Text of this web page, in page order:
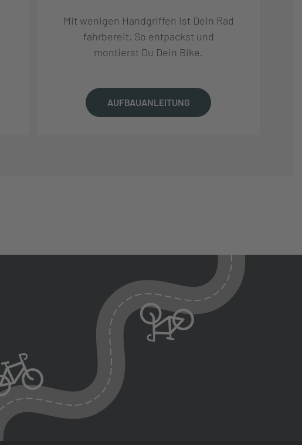
Mit wenigen Handgriffen ist Dein Rad
fahrbereit. So entpackst und
montierst Du Dein Bike.
AUFBAUANLEITUNG